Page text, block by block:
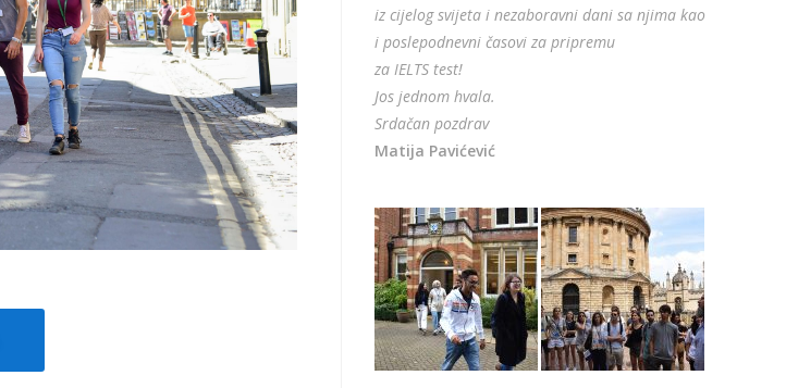
iz cijelog svijeta i nezaboravni dani sa njima kao
i poslepodnevni časovi za pripremu
za IELTS test!
Jos jednom hvala.
Srdačan pozdrav
Matija Pavićević